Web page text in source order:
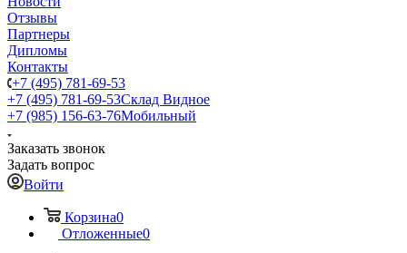
Отзывы
Партнеры
Дипломы
Контакты
+7 (495) 781-69-53
+7 (495) 781-69-53Склад Видное
+7 (985) 156-63-76Мобильный
Заказать звонок
Задать вопрос
Войти
Корзина0
Отложенные0